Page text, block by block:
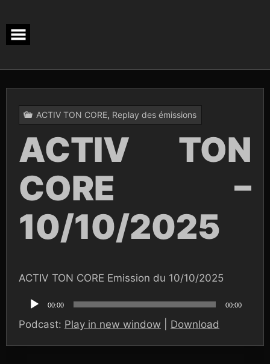
content
ACTIV TON CORE, Replay des émissions
ACTIV TON
CORE –
10/10/2025
ACTIV TON CORE Emission du 10/10/2025
audio
00:00 00:00
Podcast: Play in new window Download